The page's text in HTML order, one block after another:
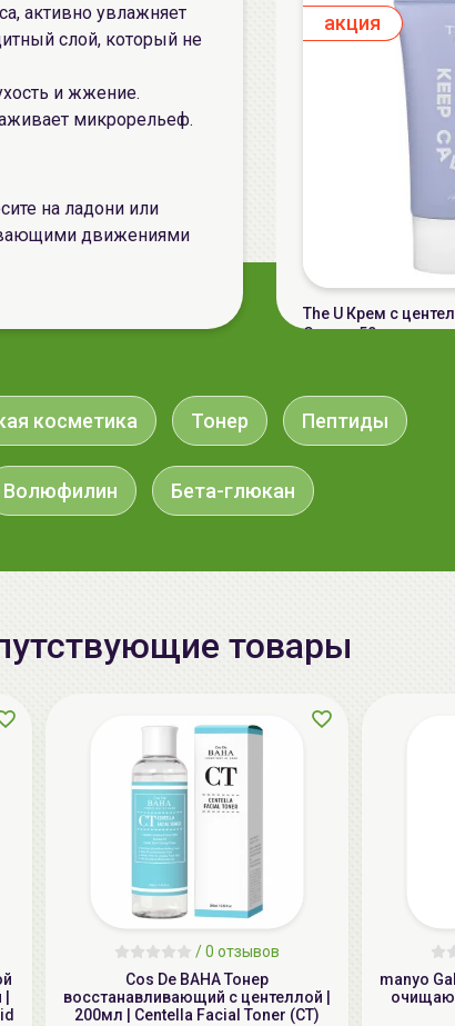
активно увлажняет
слой, который не
и жжение.
микрорельеф.
на ладони или
движениями
aкция
The U Крем с
Cream, 50мл
ГЕЛЬТЕК cleansing
пектиновая, 200г,
косметика Тонер Пептиды
Волюфилин Бета-глюкан
товары
/0 отзывов
Cos De BAHA Тонер
восстанавливающий с центеллой |
200мл | Centella Facial Toner (CT)
manyo